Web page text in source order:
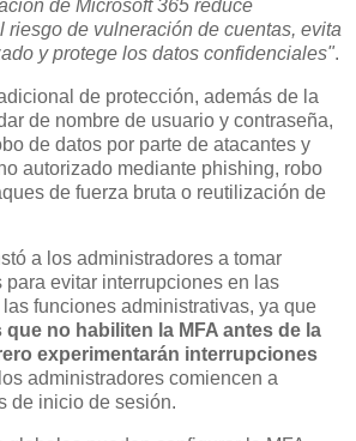
de Microsoft 365 reduce
riesgo de vulneración de cuentas, evita
y protege los datos confidenciales".
de protección, además de la
de nombre de usuario y contraseña,
de datos por parte de atacantes y
autorizado mediante phishing, robo
de fuerza bruta o reutilización de
a los administradores a tomar
para evitar interrupciones en las
funciones administrativas, ya que
que no habiliten la MFA antes de la
experimentarán interrupciones
administradores comiencen a
de inicio de sesión.